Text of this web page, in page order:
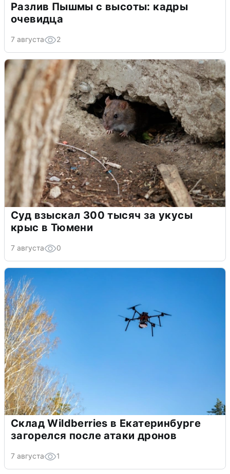
Разлив Пышмы с высоты: кадры
очевидца
7 августа 2
Суд взыскал 300 тысяч за укусы
крыс в Тюмени
7 августа 0
Склад Wildberries в Екатеринбурге
загорелся после атаки дронов
7 августа 1